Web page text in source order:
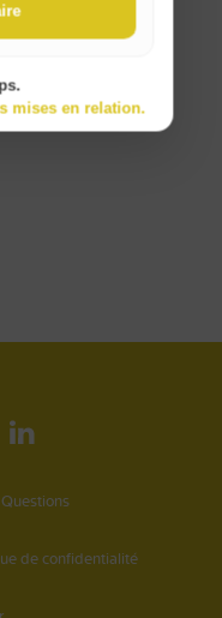
de confidentialité
mises en relation.